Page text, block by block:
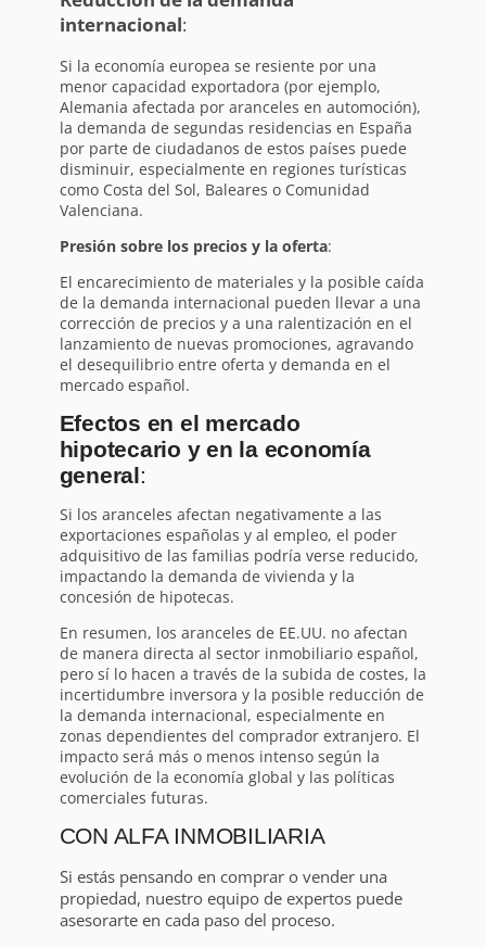
internacional:
Si la economía europea se resiente por una
menor capacidad exportadora (por ejemplo,
Alemania afectada por aranceles en automoción),
la demanda de segundas residencias en España
por parte de ciudadanos de estos países puede
disminuir, especialmente en regiones turísticas
como Costa del Sol, Baleares o Comunidad
Valenciana.
Presión sobre los precios y la oferta:
El encarecimiento de materiales y la posible caída
de la demanda internacional pueden llevar a una
corrección de precios y a una ralentización en el
lanzamiento de nuevas promociones, agravando
el desequilibrio entre oferta y demanda en el
mercado español.
Efectos en el mercado
hipotecario y en la economía
general:
Si los aranceles afectan negativamente a las
exportaciones españolas y al empleo, el poder
adquisitivo de las familias podría verse reducido,
impactando la demanda de vivienda y la
concesión de hipotecas.
En resumen, los aranceles de EE.UU. no afectan
de manera directa al sector inmobiliario español,
pero sí lo hacen a través de la subida de costes, la
incertidumbre inversora y la posible reducción de
la demanda internacional, especialmente en
zonas dependientes del comprador extranjero. El
impacto será más o menos intenso según la
evolución de la economía global y las políticas
comerciales futuras.
CON ALFA INMOBILIARIA
Si estás pensando en comprar o vender una
propiedad, nuestro equipo de expertos puede
asesorarte en cada paso del proceso.